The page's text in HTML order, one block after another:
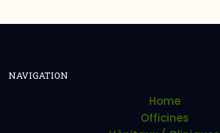
NAVIGATION
Home
Officines